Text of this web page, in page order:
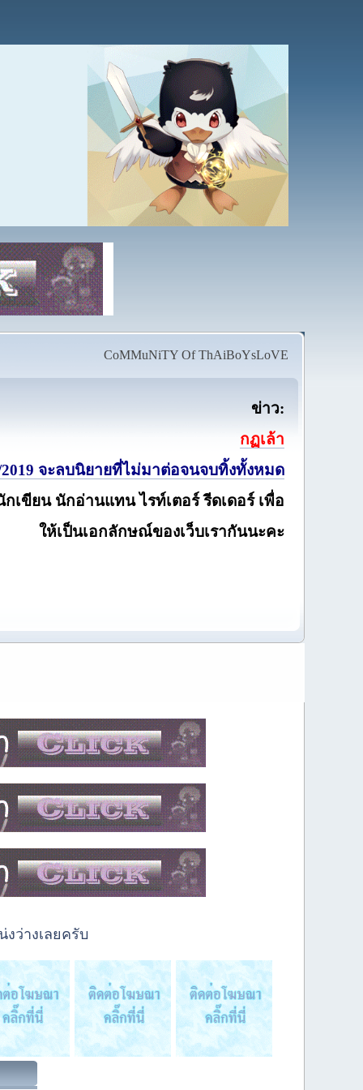
CoMMuNiTY Of ThAiBoYsLoVE
ข่าว:
กฏเล้า
2019 จะลบนิยายที่ไม่มาต่อจนจบทิ้งทั้งหมด
กเขียน นักอ่านแทน ไรท์เตอร์ รีดเดอร์ เพื่อ
ให้เป็นเอกลักษณ์ของเว็บเรากันนะคะ
งว่างเลยครับ